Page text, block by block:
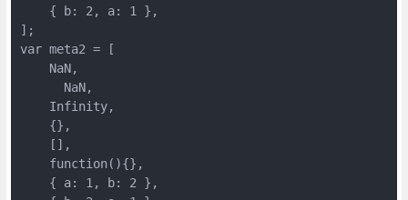
    { b: 2, a: 1 },
];
var meta2 = [
    NaN,
      NaN,
    Infinity,
    {},
    [],
    function(){},
    { a: 1, b: 2 },